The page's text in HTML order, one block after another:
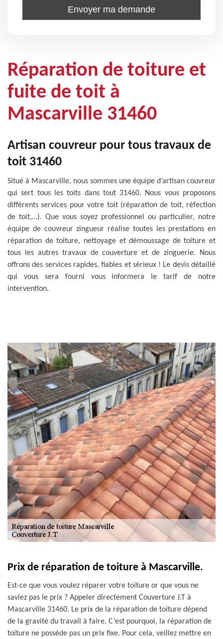
Réparation de toiture et
fuite de toit à
Mascarville 31460
Artisan couvreur pour tous travaux de
toit 31460
Situé à Mascarville, nous sommes une équipe d’artisan couvreur
qui sert tous les toits dans tout 31460. Nous vous proposons
différents services pour votre toit (réparation de toit, réfection
de toit,…). Que vous soyez professionnel ou particulier, notre
équipe de couvreur zingueur réalise toutes les prestations en
réparation de toiture, nettoyage et démoussage de toiture et
tous les autres travaux de couverture et de zinguerie. Nous
offrons des services rapides, fiables et sérieux ! Le devis détaillé
qui vous sera fourni vous informera le tarif de notre
intervention.
Prix de réparation de toiture à Mascarville.
Est-ce que vous voulez réparer votre toiture or que vous ne
saviez pas le prix ? Appeler directement Couverture J.T à
Mascarville 31460. Le prix de la réparation de toiture dépend
de la gravité du travail à faire. C’est pourquoi, la réparation de
toiture ne possède pas un prix fixe. Pour cela, veillez mettre en